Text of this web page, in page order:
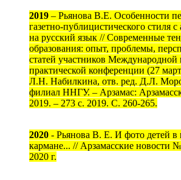
2019 – Рьянова В.Е. Особенности
газетно-публицистического стиля с
на русский язык // Современные
образования: опыт, проблемы,
статей участников Международной
практической конференции (27
Л.Н. Набилкина, отв. ред. Д.Л.
филиал ННГУ. – Арзамас:
2019. – 273 с. 2019. С. 260-265.
2020 - Рьянова В. Е. И фото детей в
кармане... // Арзамасские новости
2020 г.